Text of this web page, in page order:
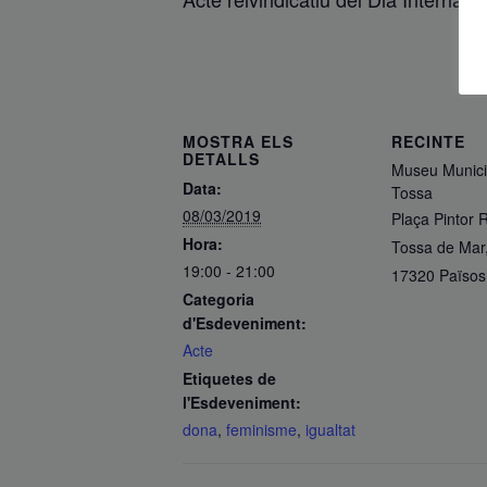
MOSTRA ELS
DETALLS
Data:
08/03/2019
Hora:
19:00 - 21:00
Categoria
d'Esdeveniment:
Acte
Etiquetes de
l'Esdeveniment:
dona, feminisme, igualtat
RECINTE
Museu
Tossa
Plaça Pintor
Tossa de Mar,
17320